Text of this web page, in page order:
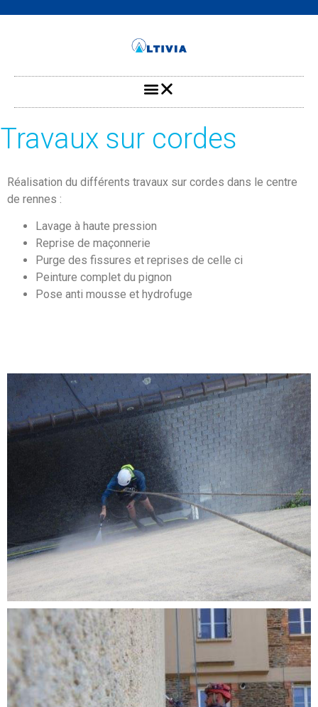
Travaux sur cordes
Réalisation du différents travaux sur cordes dans le centre
de rennes :
Lavage à haute pression
Reprise de maçonnerie
Purge des fissures et reprises de celle ci
Peinture complet du pignon
Pose anti mousse et hydrofuge